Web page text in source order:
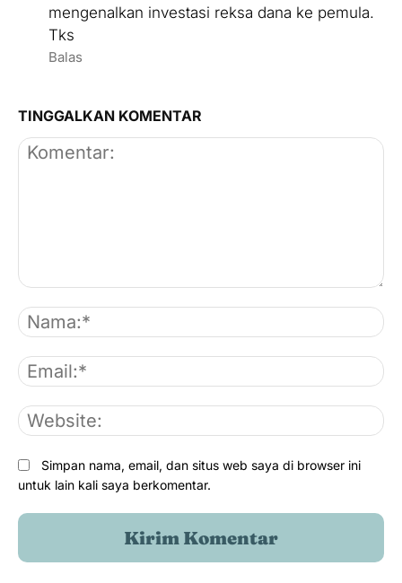
mengenalkan investasi reksa dana ke pemula.
Tks
Balas
TINGGALKAN KOMENTAR
Simpan nama, email, dan situs web saya di browser ini
untuk lain kali saya berkomentar.